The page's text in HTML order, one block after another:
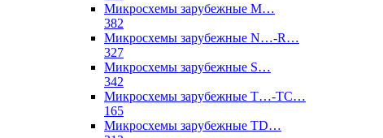
Микросхемы зарубежные M…
382
Микросхемы зарубежные N…-R…
327
Микросхемы зарубежные S…
342
Микросхемы зарубежные T…-TC…
165
Микросхемы зарубежные TD…